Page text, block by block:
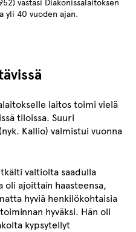
vastasi Diakonissalaitoksen
yli 40 vuoden ajan.
laitos toimi vielä
tiloissa. Suuri
Kallio) valmistui vuonna
valtiolta saadulla
oli ajoittain haasteensa,
hyviä henkilökohtaisia
hyväksi. Hän oli
kypsytellyt